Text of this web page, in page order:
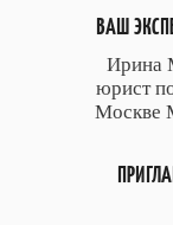
ВАШ
Ирина
юрист
Москве